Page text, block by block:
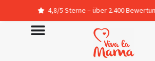
4,8/5 Sterne – über 2.400 Bewertungen